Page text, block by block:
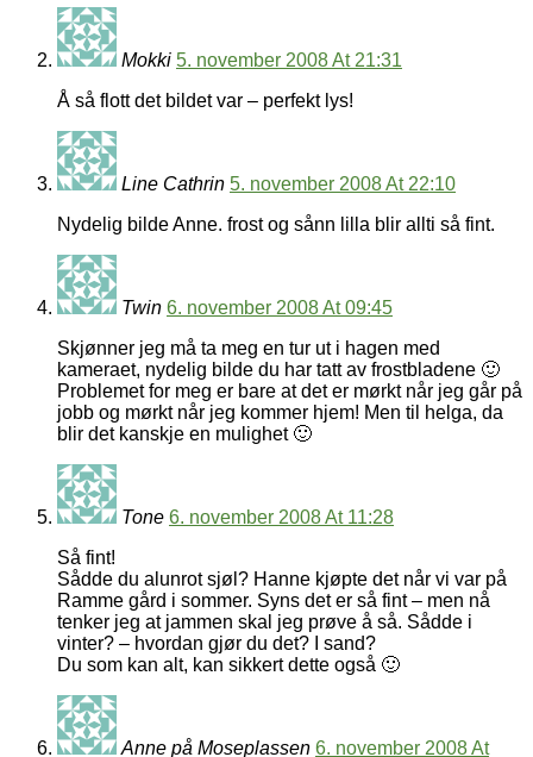
Mokki 5. november 2008 At 21:31
Å så flott det bildet var – perfekt lys!
Line Cathrin 5. november 2008 At 22:10
Nydelig bilde Anne. frost og sånn lilla blir allti så fint.
Twin 6. november 2008 At 09:45
Skjønner jeg må ta meg en tur ut i hagen med
kameraet, nydelig bilde du har tatt av frostbladene 🙂
Problemet for meg er bare at det er mørkt når jeg går på
jobb og mørkt når jeg kommer hjem! Men til helga, da
blir det kanskje en mulighet 🙂
Tone 6. november 2008 At 11:28
Så fint!
Sådde du alunrot sjøl? Hanne kjøpte det når vi var på
Ramme gård i sommer. Syns det er så fint – men nå
tenker jeg at jammen skal jeg prøve å så. Sådde i
vinter? – hvordan gjør du det? I sand?
Du som kan alt, kan sikkert dette også 🙂
Anne på Moseplassen 6. november 2008 At